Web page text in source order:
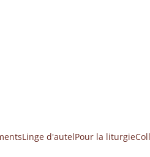
Linge d'autelPour la liturgie